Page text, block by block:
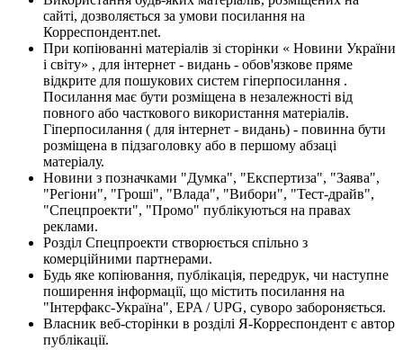
сайті, дозволяється за умови посилання на
Корреспондент.net.
При копіюванні матеріалів зі сторінки « Новини України
і світу» , для інтернет - видань - обов'язкове пряме
відкрите для пошукових систем гіперпосилання .
Посилання має бути розміщена в незалежності від
повного або часткового використання матеріалів.
Гіперпосилання ( для інтернет - видань) - повинна бути
розміщена в підзаголовку або в першому абзаці
матеріалу.
Новини з позначками "Думка", "Експертиза", "Заява",
"Регіони", "Гроші", "Влада", "Вибори", "Тест-драйв",
"Спецпроекти", "Промо" публікуються на правах
реклами.
Розділ Спецпроекти створюється спільно з
комерційними партнерами.
Будь яке копіювання, публікація, передрук, чи наступне
поширення інформації, що містить посилання на
"Інтерфакс-Україна", EPA / UPG, суворо забороняється.
Власник веб-сторінки в розділі Я-Корреспондент є автор
публікації.